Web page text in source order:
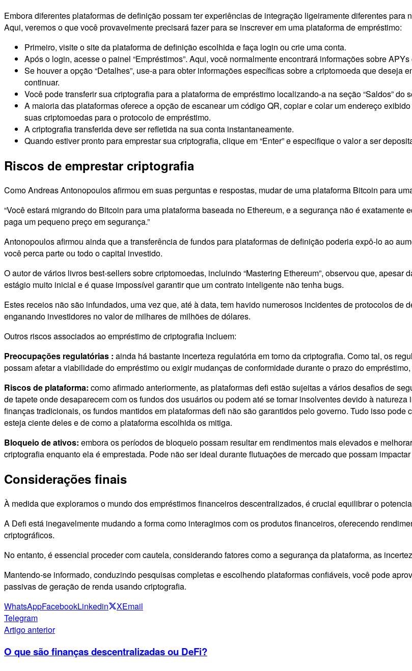
Embora diferentes plataformas de definição possam ter experiências de integração ligeiramente diferentes
Aqui, veremos o que você provavelmente precisará fazer para se inscrever em uma plataforma de empréstimo:
Primeiro, visite o site da plataforma de definição escolhida e faça login ou crie uma conta.
Após o login, acesse o painel “Empréstimos”. Aqui, você normalmente encontrará informações sobre
Se houver a opção “Detalhes”, use-a para obter informações específicas sobre a criptomoeda que deseja
continuar.
Você pode transferir sua criptografia para a plataforma de empréstimo localizando-a na seção “Saldos” do
A maioria das plataformas oferece a opção de escanear um código QR, copiar e colar um endereço
suas criptomoedas para o protocolo de empréstimo.
A criptografia transferida deve ser refletida na sua conta instantaneamente.
Quando estiver pronto para emprestar sua criptografia, clique em “Enter” e especifique o valor a ser
Riscos de emprestar criptografia
Como Andreas Antonopoulos afirmou em suas perguntas e respostas, mudar de uma plataforma Bitcoin para
“Você estará migrando do Bitcoin para uma plataforma baseada no Ethereum, e a segurança não é
paga um pequeno preço em segurança.”
Antonopoulos afirmou ainda que a transferência de fundos para plataformas de definição poderia expô-lo ao
você perca parte ou todo o capital investido.
O autor de vários livros best-sellers sobre criptomoedas, incluindo “Mastering Ethereum”, observou que,
estágio muito inicial e é quase impossível garantir que um contrato inteligente não tenha bugs.
Estes receios não são infundados, uma vez que, até à data, tem havido numerosos incidentes de protocolos
enganando investidores no valor de milhares de milhões de dólares.
Outros riscos associados ao empréstimo de criptografia incluem:
Preocupações regulatórias : ainda há bastante incerteza regulatória em torno da criptografia. Como tal, os
possam afetar a viabilidade do empréstimo ou exigir mudanças de conformidade durante o prazo do
Riscos de plataforma: como afirmado anteriormente, as plataformas defi estão sujeitas a vários desafios de
de tapete onde desaparecem com os fundos dos usuários ou podem até se tornar insolventes devido à
finanças tradicionais, os fundos mantidos em plataformas defi não são garantidos pelo governo. Tudo isso
esteja ciente deles e de como a plataforma escolhida os mitiga.
Bloqueio de ativos: embora os períodos de bloqueio possam resultar em rendimentos mais elevados e
criptografia enquanto ela é emprestada. Pode não ser ideal durante flutuações de mercado que possam
Considerações finais
À medida que exploramos o mundo dos empréstimos financeiros descentralizados, é crucial equilibrar o
A Defi está inegavelmente mudando a forma como interagimos com os produtos financeiros, oferecendo
criptográficos.
No entanto, é essencial proceder com cautela, considerando fatores como a segurança da plataforma, as
Mantendo-se informado, conduzindo pesquisas completas e escolhendo plataformas confiáveis, você pode
passivas de geração de renda usando criptografia.
WhatsAppFacebookLinkedin XEmail
Telegram
Artigo anterior
O que são finanças descentralizadas ou DeFi?